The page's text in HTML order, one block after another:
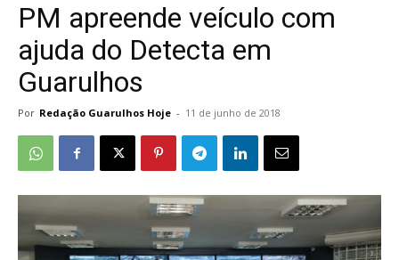
PM apreende veículo com
ajuda do Detecta em
Guarulhos
Por Redação Guarulhos Hoje - 11 de junho de 2018